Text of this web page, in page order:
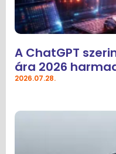
A ChatGPT
ára 2026
2026.07.28.